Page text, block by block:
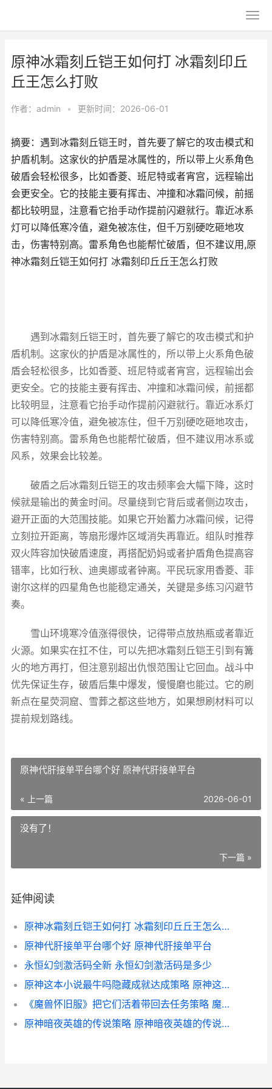
原神冰霜刻丘铠王如何打 冰霜刻印丘
丘王怎么打败
作者： admin • 更新时间：2026-06-01
摘要：遇到冰霜刻丘铠王时，首先要了解它的攻击模式和
护盾机制。这家伙的护盾是冰属性的，所以带上火系角色
破盾会轻松很多，比如香菱、班尼特或者宵宫，远程输出
会更安全。它的技能主要有挥击、冲撞和冰霜问候，前摇
都比较明显，注意看它抬手动作提前闪避就行。靠近冰系
灯可以降低寒冷值，避免被冻住，但千万别硬吃砸地攻
击，伤害特别高。雷系角色也能帮忙破盾，但不建议用,原
神冰霜刻丘铠王如何打 冰霜刻印丘丘王怎么打败
遇到冰霜刻丘铠王时，首先要了解它的攻击模式和护
盾机制。这家伙的护盾是冰属性的，所以带上火系角色破
盾会轻松很多，比如香菱、班尼特或者宵宫，远程输出会
更安全。它的技能主要有挥击、冲撞和冰霜问候，前摇都
比较明显，注意看它抬手动作提前闪避就行。靠近冰系灯
可以降低寒冷值，避免被冻住，但千万别硬吃砸地攻击，
伤害特别高。雷系角色也能帮忙破盾，但不建议用冰系或
风系，效果会比较差。
破盾之后冰霜刻丘铠王的攻击频率会大幅下降，这时
候就是输出的黄金时间。尽量绕到它背后或者侧边攻击，
避开正面的大范围技能。如果它开始蓄力冰霜问候，记得
立刻拉开距离，等扇形爆炸区域消失再靠近。组队时推荐
双火阵容加快破盾速度，再搭配奶妈或者护盾角色提高容
错率，比如行秋、迪奥娜或者钟离。平民玩家用香菱、菲
谢尔这样的四星角色也能稳定通关，关键是多练习闪避节
奏。
雪山环境寒冷值涨得很快，记得带点放热瓶或者靠近
火源。如果实在扛不住，可以先把冰霜刻丘铠王引到有篝
火的地方再打，但注意别超出仇恨范围让它回血。战斗中
优先保证生存，破盾后集中爆发，慢慢磨也能过。它的刷
新点在星荧洞窟、雪葬之都这些地方，如果想刷材料可以
提前规划路线。
原神代肝接单平台哪个好 原神代肝接单平台
« 上一篇 2026-06-01
没有了！
下一篇 »
延伸阅读
原神冰霜刻丘铠王如何打 冰霜刻印丘丘王怎么打败
原神代肝接单平台哪个好 原神代肝接单平台
永恒幻剑激活码全新 永恒幻剑激活码是多少
原神这本小说最牛吗隐藏成就达成策略 原神这本小说真好看
《魔兽怀旧服》把它们活着带回去任务策略 魔兽怀旧服60版本
原神暗夜英雄的传说策略 原神暗夜英雄的传说冰雾花在哪